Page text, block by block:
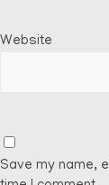
Website
Save my name,